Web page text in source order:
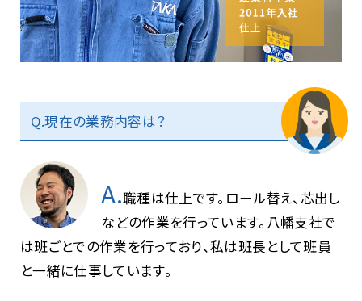
Q.現在の業務内容は？
A.職種は仕上です。ロール替え、芯出し
などの作業を行っています。八幡支社で
は班ごとでの作業を行っており、私は班長として班員
と一緒に仕事しています。